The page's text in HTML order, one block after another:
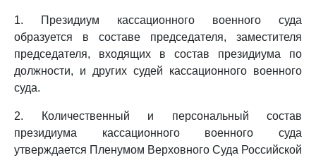
1. Президиум кассационного военного суда
образуется в составе председателя, заместителя
председателя, входящих в состав президиума по
должности, и других судей кассационного военного
суда.
2. Количественный и персональный состав
президиума кассационного военного суда
утверждается Пленумом Верховного Суда Российской